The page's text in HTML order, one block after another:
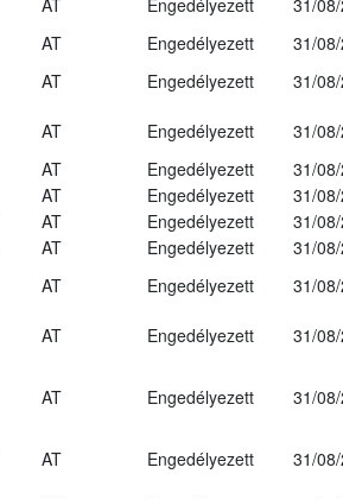
AT Engedélyezett
31/
AT Engedélyezett
31/
AT Engedélyezett
31/
AT Engedélyezett
31/
AT Engedélyezett
31/
AT Engedélyezett
31/
AT Engedélyezett
31/
AT Engedélyezett
31/
AT Engedélyezett
31/
AT Engedélyezett
31/
AT Engedélyezett 31/
AT Engedélyezett
31/